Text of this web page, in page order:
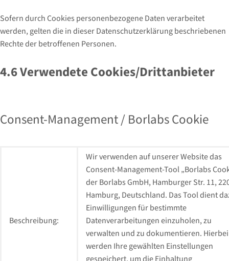
Sofern durch Cookies personenbezogene Daten verarbeitet
werden, gelten die in dieser Datenschutzerklärung beschriebenen
Rechte der betroffenen Personen.
4.6 Verwendete Cookies/Drittanbieter
Consent-Management / Borlabs Cookie
Beschreibung:
Wir verwenden auf unserer Website das
Consent-Management-Tool „Borlabs
der Borlabs GmbH, Hamburger Str. 11,
Hamburg, Deutschland. Das Tool dient
Einwilligungen für bestimmte
Datenverarbeitungen einzuholen, zu
verwalten und zu dokumentieren. Hierbei
werden Ihre gewählten Einstellungen